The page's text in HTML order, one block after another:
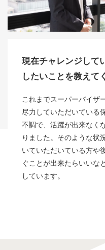
現在チャレンジして
したいことを教えて
これまでスーパーバイザ
尽力していただいている
不調で、活躍が出来なく
りました。そのような状
いていただいている方や
ぐことが出来たらいいな
しています。